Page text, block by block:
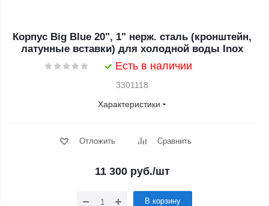
Корпус Big Blue 20", 1" нерж. сталь (кронштейн,
латунные вставки) для холодной воды Inox
Есть в наличии
3301118
Характеристики
Отложить Сравнить
11 300 руб./шт
В корзину